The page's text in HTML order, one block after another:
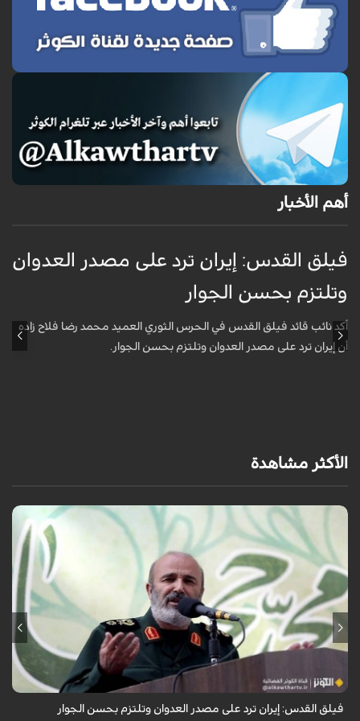
أهم الأخبار
فيلق القدس: إيران ترد على مصدر العدوان
وتلتزم بحسن الجوار
أكد نائب قائد فيلق القدس في الحرس الثوري العميد محمد رضا فلاح زاده
أن إيران ترد على مصدر العدوان وتلتزم بحسن الجوار.
الأكثر مشاهدة
أكد نائب قائد فيلق القدس في الحرس الثوري العميد محمد رضا فلاح زاده أن
إيران ترد على مصدر العدوان وتلتزم بحسن الجوار.
فيلق القدس: إيران ترد على مصدر العدوان وتلتزم بحسن الجوار